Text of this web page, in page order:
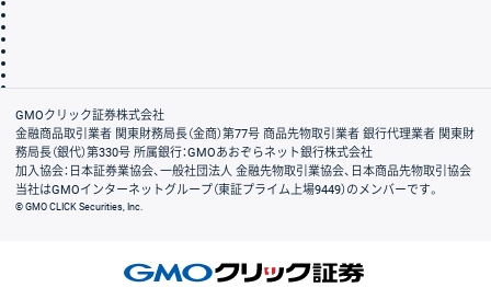
会社案内
GMOクリック証券株式会社
金融商品取引業者 関東財務局長（金商）第77号 商品先物取引業者 銀行代理業者 関東財
務局長（銀代）第330号 所属銀行：GMOあおぞらネット銀行株式会社
加入協会：日本証券業協会、一般社団法人 金融先物取引業協会、日本商品先物取引協会
当社はGMOインターネットグループ（東証プライム上場9449）のメンバーです。
© GMO CLICK Securities, Inc.